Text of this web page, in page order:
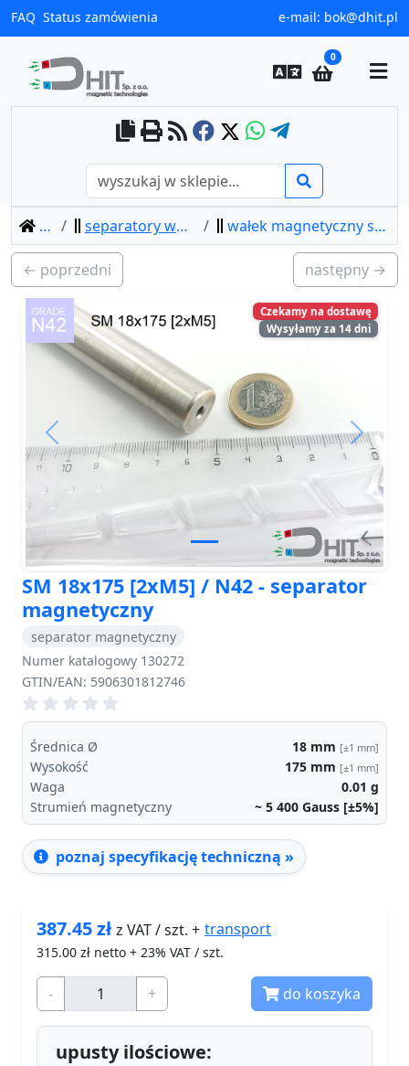
FAQ Status zamówienia e-mail: bok@dhit.pl
0
home separatory wałki magnetyczne wałek magnetyczny sm 18x175 [2xm5] / n42
← poprzedni następny →
Czekamy na dostawę
Wysyłamy za 14 dni
Previous Next
SM 18x175 [2xM5] / N42 - separator
magnetyczny
separator magnetyczny
Numer katalogowy 130272
GTIN/EAN: 5906301812746
Średnica Ø 18 mm [±1 mm]
Wysokość 175 mm [±1 mm]
Waga 0.01 g
Strumień magnetyczny
~ 5 400 Gauss [±5%]
poznaj specyfikację techniczną »
387.45złz VAT / szt. + transport
315.00 zł netto + 23% VAT / szt.
- + do koszyka
upusty ilościowe: